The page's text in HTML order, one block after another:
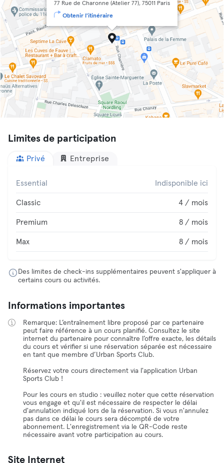
77 Rue de Charonne (Atelier 77), 75011 Paris
Obtenir l'itinéraire
Limites de participation
Privé Entreprise
Essential Indisponible ici
Classic 4 / mois
Premium 8 / mois
Max 8 / mois
Des limites de check-ins supplémentaires peuvent s'appliquer à
certains cours ou activités.
Informations importantes
Remarque: L’entraînement libre proposé par ce partenaire
peut faire référence à un cours planifié. Consultez le site
internet du partenaire pour connaître l’offre exacte, les détails
du cours et vérifier si une réservation séparée est nécessaire
en tant que membre d’Urban Sports Club.
Réservez votre cours directement via l'application Urban
Sports Club !
Pour les cours en studio : veuillez noter que cette réservation
vous engage et qu'il est nécessaire de respecter le délai
d'annulation indiqué lors de la réservation. Si vous n'annulez
pas dans ce délai le cours sera décompté de votre
abonnement. L'enregistrement via le QR-Code reste
nécessaire avant votre participation au cours.
Site Internet